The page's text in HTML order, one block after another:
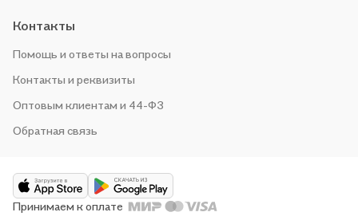
Контакты
Помощь и ответы на вопросы
Контакты и реквизиты
Оптовым клиентам и 44-ФЗ
Обратная связь
Принимаем к оплате